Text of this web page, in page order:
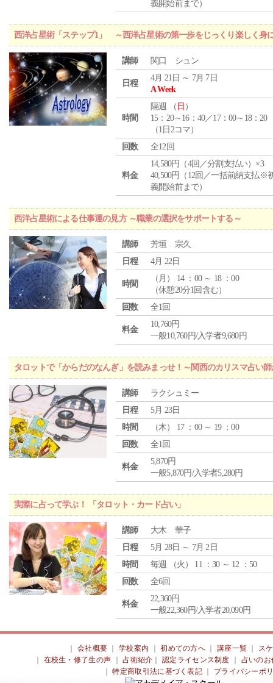
義開始前まで）
西洋占星術「ステップ1」 ～西洋占星術の第一歩をじっくり楽しく身
講師 関口 シュン
日程
4月 21日 ～ 7月 7日
A Week
時間
隔週 （ 日 ）
15：20～16：40／17：00～18：20
（1日2コマ）
回数
全12回
料金
14,580円（4回／分割支払い）×3
40,500円（12回／一括前納支払※
義開始前まで）
西洋占星術による仕事運の見方 ～職業の選択をサポートする～
講師
芳垣 宗久
日程
4月 22日
時間
（ 月 ） 14 ：00 ～ 18 ：00
（休憩20分1回含む）
回数
全1回
料金
10,760円
一般10,760円/入学者9,680円
タロットで「からだのなんぎ」を読みまっせ！～関西のカリスマ占い
講師
ラクシュミー
日程
5月 23日
時間
（木） 17 ：00 ～ 19 ：00
回数
全1回
料金
5,870円
一般5,870円/入学者5,280円
実際に占って学ぶ！ 「タロット・カード占い」
講師
大木 華子
日程
5月 28日 ～ 7月 2日
時間
毎週 （火 ） 11 ：30 ～ 12 ：50
回数
全6回
料金
22,360円
一般22,360円/入学者20,090円
会社概要 ｜学校案内 ｜初めての方へ 講座一覧
ス
在校生・修了生の声 ｜占術紹介 ｜認定ライセンス制度
占いのお
｜特定商取引法に基づく表記 プライバシーポ